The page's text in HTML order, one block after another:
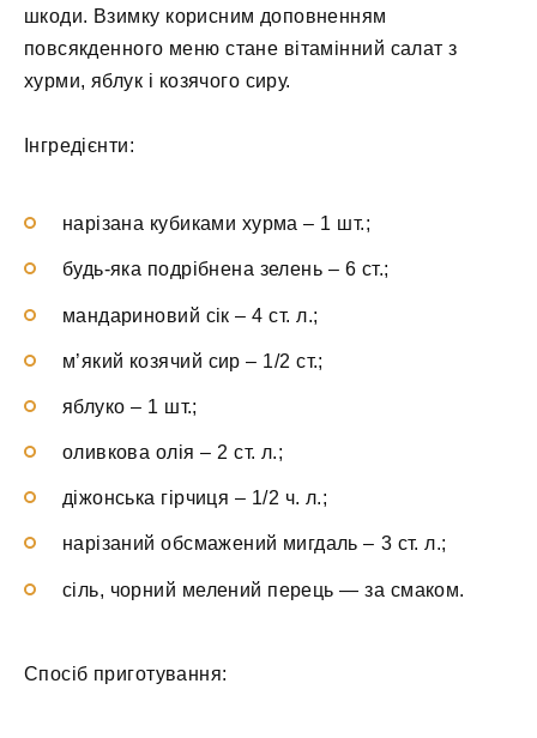
шкоди. Взимку корисним доповненням
повсякденного меню стане вітамінний салат з
хурми, яблук і козячого сиру.
Інгредієнти:
нарізана кубиками хурма – 1 шт.;
будь-яка подрібнена зелень – 6 ст.;
мандариновий сік – 4 ст. л.;
м’який козячий сир – 1/2 ст.;
яблуко – 1 шт.;
оливкова олія – 2 ст. л.;
діжонська гірчиця – 1/2 ч. л.;
нарізаний обсмажений мигдаль – 3 ст. л.;
сіль, чорний мелений перець — за смаком.
Спосіб приготування: